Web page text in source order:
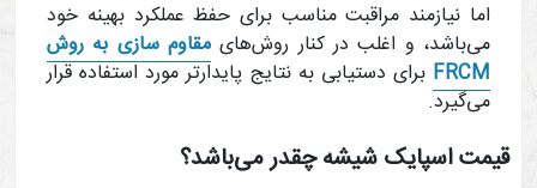
اما نیازمند مراقبت مناسب برای حفظ عملکرد بهینه خود
می‌باشد، و اغلب در کنار روش‌های مقاوم سازی به روش
FRCM برای دستیابی به نتایج پایدارتر مورد استفاده قرار
می‌گیرد.
قیمت اسپایک شیشه چقدر می‌باشد؟